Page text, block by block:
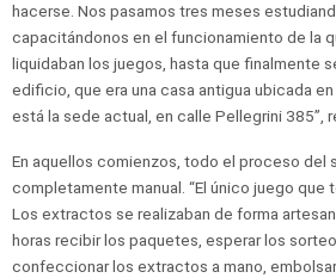
hacerse. Nos pasamos tres meses
capacitándonos en el funcionamiento de la
liquidaban los juegos, hasta que finalmente
edificio, que era una casa antigua ubicada
está la sede actual, en calle Pellegrini 385”,
En aquellos comienzos, todo el proceso del
completamente manual. “El único juego que
Los extractos se realizaban de forma
horas recibir los paquetes, esperar los
confeccionar los extractos a mano,